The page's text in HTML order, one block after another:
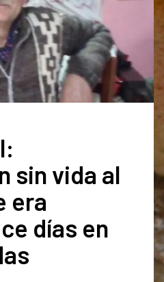
sin vida al
era
días en